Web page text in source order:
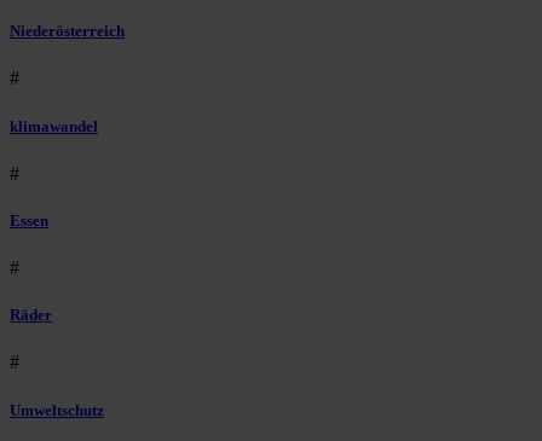
Niederösterreich
#
klimawandel
#
Essen
#
Räder
#
Umweltschutz